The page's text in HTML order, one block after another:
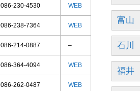
086-230-4530 WEB
086-238-7364 WEB
086-214-0887 –
086-364-4094 WEB
086-262-0487 WEB
富山
石川
福井